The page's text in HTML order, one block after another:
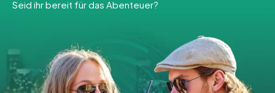
Teamevent
INT AT CH
DE
ES
FR UK
IE
Seid ihr bereit für das Abenteuer?